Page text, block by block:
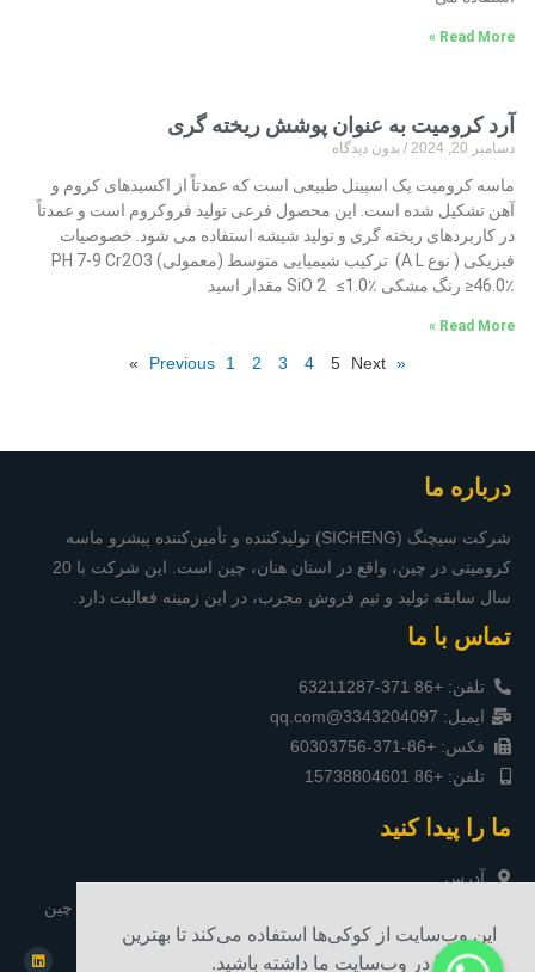
این وب‌سایت از کوکی‌ها استفاده می‌کند تا بهترین
تجربه را در وب‌سایت ما داشته باشید.
Read More »
آرد کرومیت به عنوان پوشش ریخته گری
دسامبر 20, 2024 بدون دیدگاه
ماسه کرومیت یک اسپینل طبیعی است که عمدتاً از اکسیدهای کروم و
آهن تشکیل شده است. این محصول فرعی تولید فروکروم است و عمدتاً
در کاربردهای ریخته گری و تولید شیشه استفاده می شود. خصوصیات
فیزیکی ( نوع A L) ترکیب شیمیایی متوسط ​​(معمولی) PH 7-9 Cr2O3
≥46.0٪ رنگ مشکی SiO 2 ≤1.0٪ مقدار اسید
Read More »
« Previous
1 2 3 4 5 Next »
درباره ما
شرکت سیچنگ (SICHENG) تولیدکننده و تأمین‌کننده پیشرو ماسه
کرومیتی در چین، واقع در استان هنان، چین است. این شرکت با 20
سال سابقه تولید و تیم فروش مجرب، در این زمینه فعالیت دارد.
تماس با ما
تلفن: +86 371-63211287
ایمیل: 3343204097@qq.com
فکس: +86-371-60303756
تلفن: +86 15738804601
ما را پیدا کنید
آدرس